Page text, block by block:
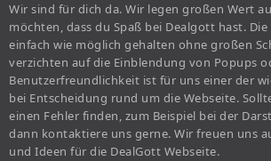
Wir sind für dich da. Wir legen großen Wert
möchten, dass du Spaß bei Dealgott hast.
einfach wie möglich gehalten ohne großen
verzichten auf die Einblendung von Popups
Benutzerfreundlichkeit ist für uns einer der
bei Entscheidung rund um die Webseite.
einen Fehler finden, zum Beispiel bei der
dann kontaktiere uns gerne. Wir freuen uns
und Ideen für die DealGott Webseite.